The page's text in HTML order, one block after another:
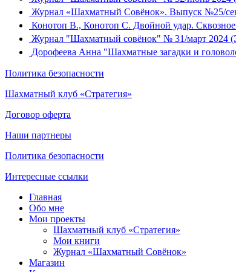
Журнал «Шахматный Совёнок». Выпуск №25/
Конотоп В., Конотоп С. Двойной удар. Сквозное
Журнал "Шахматный совёнок" № 31/март 2024
Дорофеева Анна "Шахматные загадки и
Политика безопасности
Шахматный клуб «Стратегия»
Договор оферта
Наши партнеры
Политика безопасности
Интересные ссылки
Главная
Обо мне
Мои проекты
Шахматный клуб «Стратегия»
Мои книги
Журнал «Шахматный Совёнок»
Магазин